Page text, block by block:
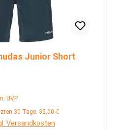
Junior Short
UVP
30 Tage: 35,00 €
Versandkosten